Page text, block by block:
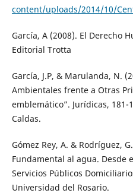
content/uploads/2014/10/
García, A (2008). El Derecho
Editorial Trotta
García, J.P, & Marulanda, N.
Ambientales frente a Otras
emblemático”. Jurídicas,
Caldas.
Gómez Rey, A. & Rodríguez,
Fundamental al agua. Desde
Servicios Públicos
Universidad del Rosario.